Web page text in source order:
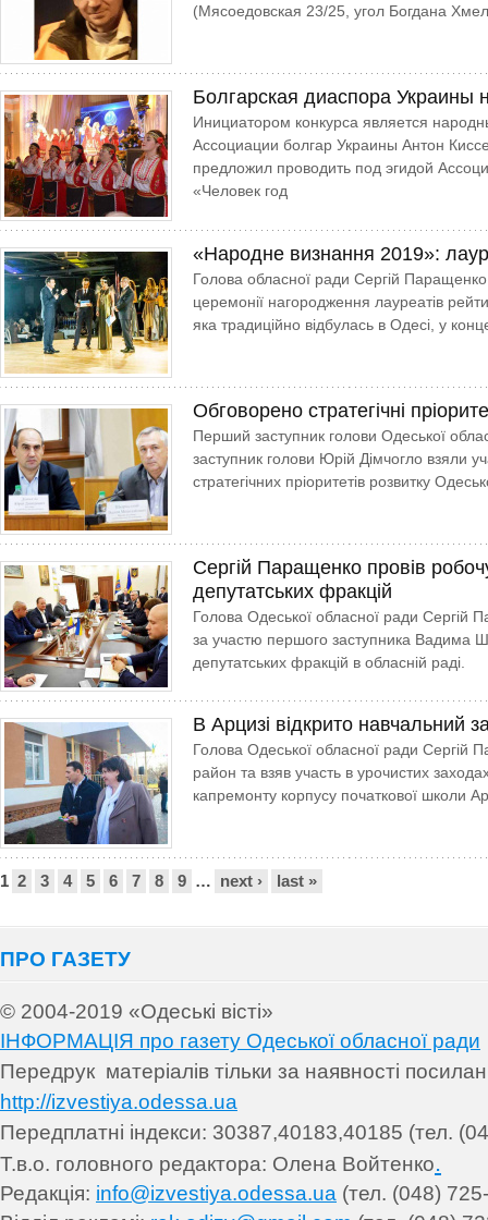
(Мясоедовская 23/25, угол Богдана
Болгарская диаспора Украины
Инициатором конкурса является
Ассоциации болгар Украины Антон
предложил проводить под эгидой
«Человек год
«Народне визнання 2019»:
Голова обласної ради Сергій Паращенко
церемонії нагородження лауреатів
яка традиційно відбулась в Одесі, у
Обговорено стратегічні
Перший заступник голови Одеської
заступник голови Юрій Дімчогло взяли
стратегічних пріоритетів розвитку
Сергій Паращенко провів
депутатських фракцій
Голова Одеської обласної ради Сергій
за участю першого заступника Вадима
депутатських фракцій в обласній раді.
В Арцизі відкрито навчальний
Голова Одеської обласної ради Сергій
район та взяв участь в урочистих
капремонту корпусу початкової школи
Сторінки
1 2 3 4 5 6 7 8 9 … next › last »
ПРО ГАЗЕТУ
© 2004-2019 «Одеські вісті»
ІНФОРМАЦІЯ про газету Одеської обласної ради
Передрук матеріалів тільки за наявності
http://izvestiya.odessa.ua
Передплатні індекси: 30387,40183,40185 (тел.
Т.в.о. головного редактора: Олена Войтенко.
Редакція: info@izvestiya.odessa.ua (тел. (048)